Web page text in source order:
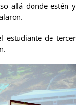
allá donde estén y
estudiante de tercer